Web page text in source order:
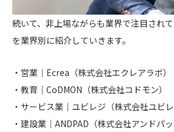
続いて、非上場ながらも業界で注目され
を業界別に紹介していきます。
営業｜Ecrea（株式会社エクレアラボ）
教育｜CoDMON（株式会社コドモン）
サービス業｜ユビレジ（株式会社ユビレ
建設業｜ANDPAD（株式会社アンドパッ